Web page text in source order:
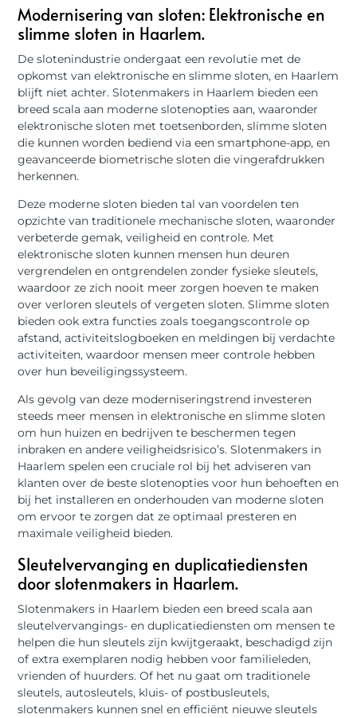
Modernisering van sloten: Elektronische en
slimme sloten in Haarlem.
De slotenindustrie ondergaat een revolutie met de
opkomst van elektronische en slimme sloten, en Haarlem
blijft niet achter. Slotenmakers in Haarlem bieden een
breed scala aan moderne slotenopties aan, waaronder
elektronische sloten met toetsenborden, slimme sloten
die kunnen worden bediend via een smartphone-app, en
geavanceerde biometrische sloten die vingerafdrukken
herkennen.
Deze moderne sloten bieden tal van voordelen ten
opzichte van traditionele mechanische sloten, waaronder
verbeterde gemak, veiligheid en controle. Met
elektronische sloten kunnen mensen hun deuren
vergrendelen en ontgrendelen zonder fysieke sleutels,
waardoor ze zich nooit meer zorgen hoeven te maken
over verloren sleutels of vergeten sloten. Slimme sloten
bieden ook extra functies zoals toegangscontrole op
afstand, activiteitslogboeken en meldingen bij verdachte
activiteiten, waardoor mensen meer controle hebben
over hun beveiligingssysteem.
Als gevolg van deze moderniseringstrend investeren
steeds meer mensen in elektronische en slimme sloten
om hun huizen en bedrijven te beschermen tegen
inbraken en andere veiligheidsrisico’s. Slotenmakers in
Haarlem spelen een cruciale rol bij het adviseren van
klanten over de beste slotenopties voor hun behoeften en
bij het installeren en onderhouden van moderne sloten
om ervoor te zorgen dat ze optimaal presteren en
maximale veiligheid bieden.
Sleutelvervanging en duplicatiediensten
door slotenmakers in Haarlem.
Slotenmakers in Haarlem bieden een breed scala aan
sleutelvervangings- en duplicatiediensten om mensen te
helpen die hun sleutels zijn kwijtgeraakt, beschadigd zijn
of extra exemplaren nodig hebben voor familieleden,
vrienden of huurders. Of het nu gaat om traditionele
sleutels, autosleutels, kluis- of postbusleutels,
slotenmakers kunnen snel en efficiënt nieuwe sleutels